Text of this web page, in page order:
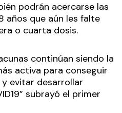
podrán acercarse las
años que aún les falte
o cuarta dosis.
continúan siendo la
activa para conseguir
y evitar desarrollar
subrayó el primer